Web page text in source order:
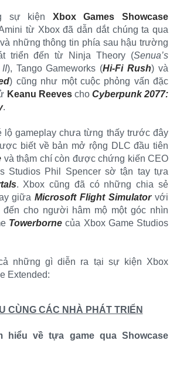
sự kiện Xbox Games Showcase
từ Xbox đã dẫn dắt chúng ta qua
những thông tin phía sau hậu trường
triển đến từ Ninja Theory (Senua’s
), Tango Gameworks (Hi-Fi Rush) và
) cũng như một cuộc phỏng vấn đặc
Keanu Reevescho Cyberpunk 2077:
.
lộ gameplay chưa từng thấy trước đây
biết về bản mở rộng DLC đầu tiên
và thậm chí còn được chứng kiến CEO
Studios Phil Spencer sờ tận tay tựa
. Xbox cũng đã có những chia sẻ
giữaMicrosoft Flight Simulatorvới
đến cho người hâm mộ một góc nhìn
Towerborne của Xbox Game Studios
những gì diễn ra tại sự kiện Xbox
Extended:
CÙNG CÁC NHÀ PHÁT TRIỂN
hiểu về tựa game qua Showcase